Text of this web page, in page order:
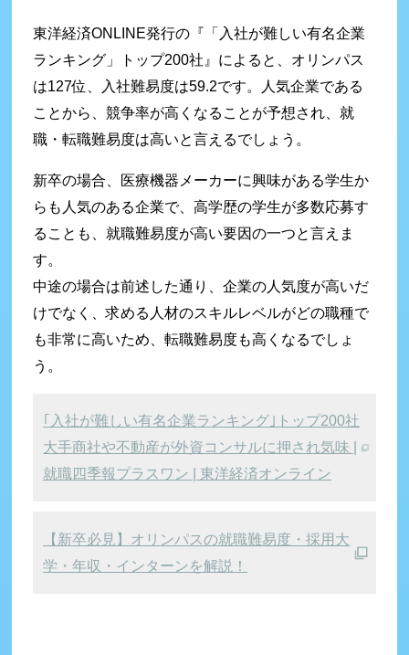
東洋経済ONLINE発行の『「入社が難しい有名企業
ランキング」トップ200社』によると、オリンパス
は127位、入社難易度は59.2です。人気企業である
ことから、競争率が高くなることが予想され、就
職・転職難易度は高いと言えるでしょう。
新卒の場合、医療機器メーカーに興味がある学生か
らも人気のある企業で、高学歴の学生が多数応募す
ることも、就職難易度が高い要因の一つと言えま
す。
中途の場合は前述した通り、企業の人気度が高いだ
けでなく、求める人材のスキルレベルがどの職種で
も非常に高いため、転職難易度も高くなるでしょ
う。
｢入社が難しい有名企業ランキング｣トップ200社
大手商社や不動産が外資コンサルに押され気味 |
就職四季報プラスワン | 東洋経済オンライン
【新卒必見】オリンパスの就職難易度・採用大
学・年収・インターンを解説！